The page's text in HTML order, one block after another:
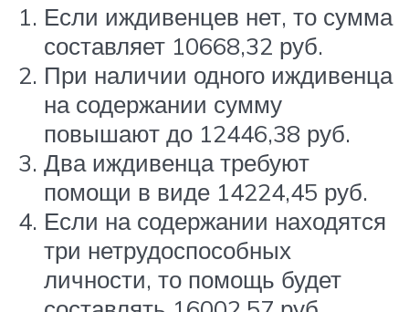
Если иждивенцев нет, то сумма
составляет 10668,32 руб.
При наличии одного иждивенца
на содержании сумму
повышают до 12446,38 руб.
Два иждивенца требуют
помощи в виде 14224,45 руб.
Если на содержании находятся
три нетрудоспособных
личности, то помощь будет